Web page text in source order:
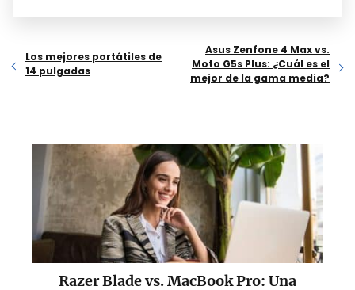
Los mejores portátiles de
14 pulgadas​
Asus Zenfone 4 Max vs.
Moto G5s Plus: ¿Cuál es el
mejor de la gama media?
Razer Blade vs. MacBook Pro: Una